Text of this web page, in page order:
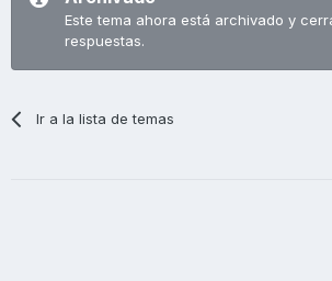
Este tema ahora está archivado y
respuestas.
Ir a la lista de temas